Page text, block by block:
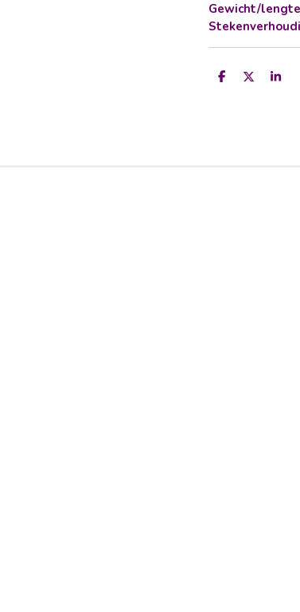
Gewicht/lengte
D
D
S